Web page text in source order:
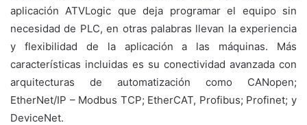
aplicación ATVLogic que deja programar el equipo sin
necesidad de PLC, en otras palabras llevan la experiencia
y flexibilidad de la aplicación a las máquinas. Más
características incluidas es su conectividad avanzada con
arquitecturas de automatización como CANopen;
EtherNet/IP – Modbus TCP; EtherCAT, Profibus; Profinet; y
DeviceNet.